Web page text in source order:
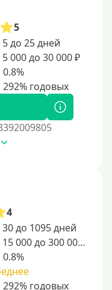
5
5 до 25 дней
5 000 до 30 000 ₽
0.8%
4
30 до 1095 дней
от 15 000 до 300 000 ₽
0.8%